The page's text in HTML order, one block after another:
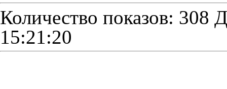
Количество показов: 308
15:21:20